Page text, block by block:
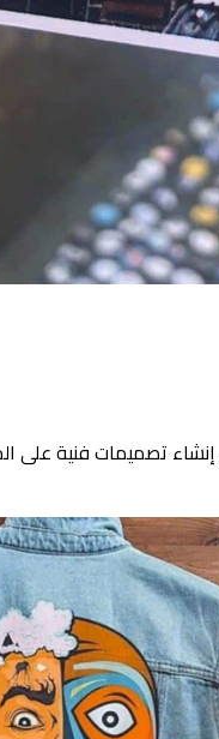
إنشاء تصميمات فنية